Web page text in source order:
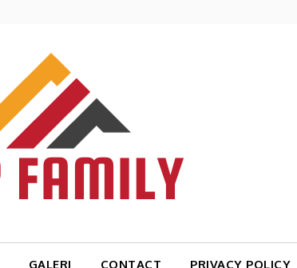
GALERI CONTACT PRIVACY POLICY